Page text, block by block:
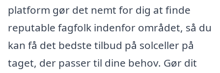
platform gør det nemt for dig at finde
reputable fagfolk indenfor området, så du
kan få det bedste tilbud på solceller på
taget, der passer til dine behov. Gør dit